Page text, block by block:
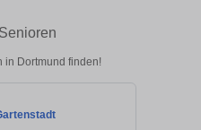
in Dortmund finden!